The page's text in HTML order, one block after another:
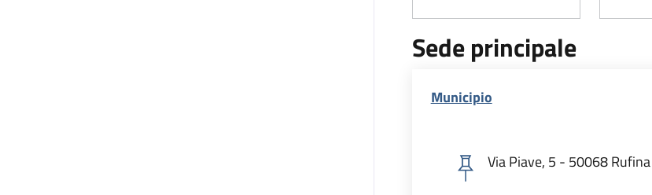
Sede principale
Municipio
Via Piave, 5 - 50068 Rufina